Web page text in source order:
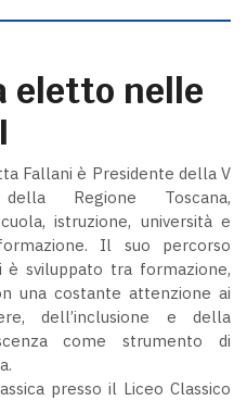
eletto nelle
Fallani è Presidente della V
Regione Toscana,
istruzione, università e
Il suo percorso
sviluppato tra formazione,
una costante attenzione ai
dell’inclusione e della
come strumento di
presso il Liceo Classico